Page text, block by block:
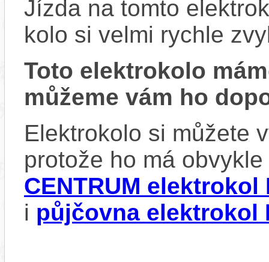
Jízda na tomto
kolo si velmi rychle
Toto elektrokolo
můžeme vám ho
Elektrokolo si můžete
protože ho má
CENTRUM
i půjčovna elektrokol